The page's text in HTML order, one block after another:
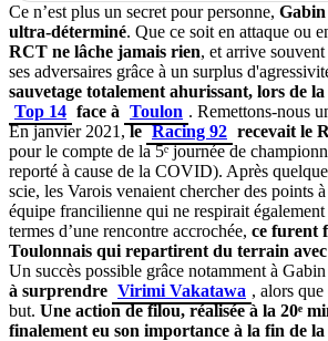
Ce n’est plus un secret pour personne,
ultra-déterminé. Que ce soit en attaque ou
RCT ne lâche jamais rien, et arrive
ses adversaires grâce à un surplus
sauvetage totalement ahurissant, lors de la
Top 14 face à Toulon . Remettons-nous
En janvier 2021,le Racing 92 recevait le
pour le compte de la 5ᵉ journée de
reporté à cause de la COVID). Après
scie, les Varois venaient chercher des points
équipe francilienne qui ne respirait
termes d’une rencontre accrochée, ce furent
Toulonnais qui repartirent du terrain
Un succès possible grâce notamment à
à surprendre Virimi Vakatawa , alors
but. Une action de filou, réalisée à la 20ᵉ
finalement eu son importance à la fin de